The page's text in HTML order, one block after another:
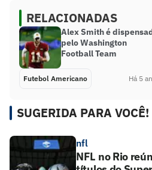
RELACIONADAS
Alex Smith é
pelo Washington
Football Team
Futebol Americano Há 5
SUGERIDA PARA VOCÊ!
nfl
NFL no Rio